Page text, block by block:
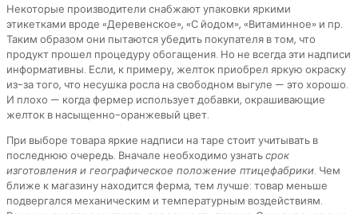
Некоторые производители снабжают упаковки яркими
этикетками вроде «Деревенское», «С йодом», «Витаминное» и пр.
Таким образом они пытаются убедить покупателя в том, что
продукт прошел процедуру обогащения. Но не всегда эти надписи
информативны. Если, к примеру, желток приобрел яркую окраску
из-за того, что несушка росла на свободном выгуле — это хорошо.
И плохо — когда фермер использует добавки, окрашивающие
желток в насыщенно-оранжевый цвет.
При выборе товара яркие надписи на таре стоит учитывать в
последнюю очередь. Вначале необходимо узнатьсрок
изготовления и географическое положение птицефабрики. Чем
ближе к магазину находится ферма, тем лучше: товар меньше
подвергался механическим и температурным воздействиям.